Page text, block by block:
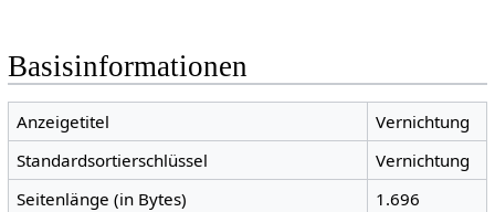
Basisinformationen
Anzeigetitel
Vernichtung
Standardsortierschlüssel
Vernichtung
Seitenlänge (in Bytes)
1.696